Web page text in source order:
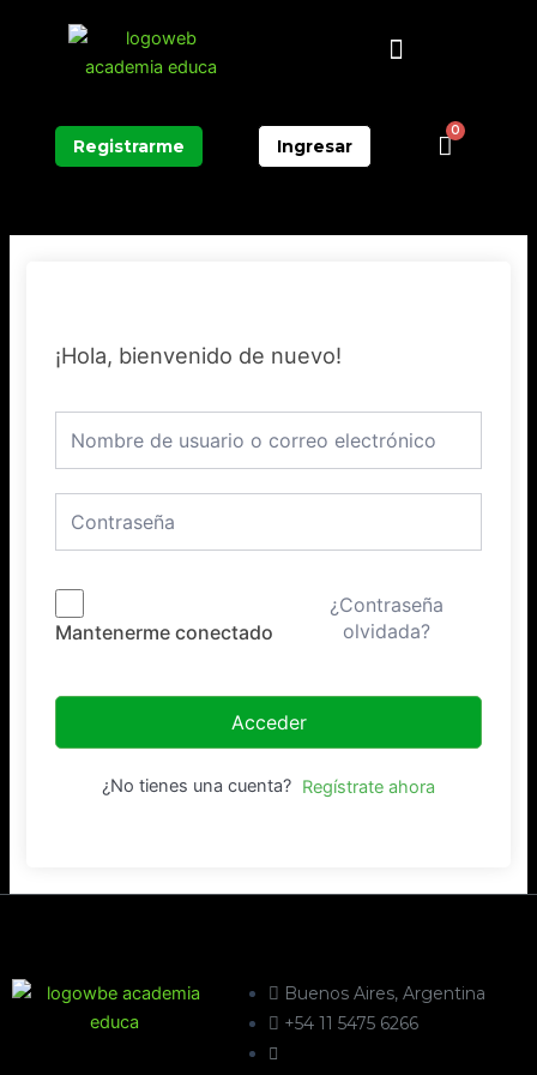
Menú
Registrarme Ingresar
0
¡Hola, bienvenido de nuevo!
Mantenerme conectado
¿Contraseña
olvidada?
Acceder
¿No tienes una cuenta? Regístrate ahora
Buenos Aires, Argentina
+54 11 5475 6266